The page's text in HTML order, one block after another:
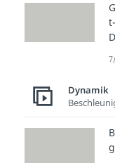
Dynamik
g